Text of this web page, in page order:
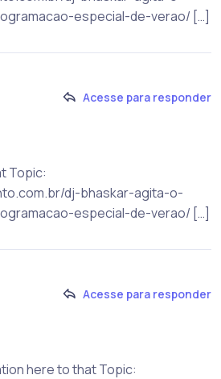
especial-de-verao/ […]
Acesse para responder
Topic:
dj-bhaskar-agita-o-
especial-de-verao/ […]
Acesse para responder
here to that Topic: